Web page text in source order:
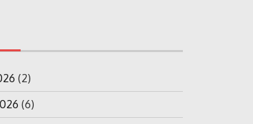
(2)
(6)